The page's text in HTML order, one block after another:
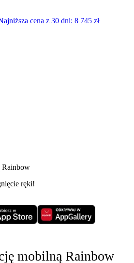
cena z 30 dni: 8 745 zł
Rainbow
ręki!
mobilną Rainbow